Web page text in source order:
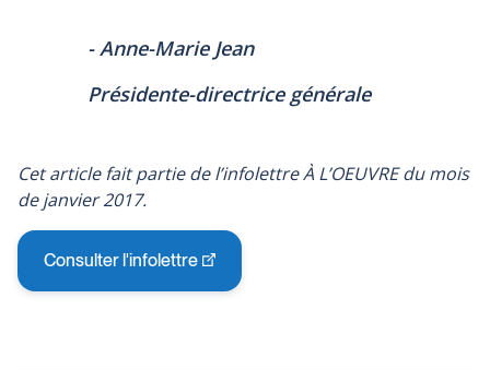
- Anne-Marie Jean
Présidente-directrice générale
Cet article fait partie de l’infolettre À L’OEUVRE du mois
de janvier 2017.
Consulter l'infolettre
Ce
lien